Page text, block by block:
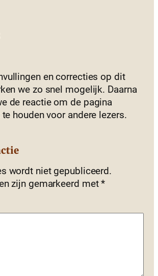
en correcties op dit
we zo snel mogelijk. Daarna
de reactie om de pagina
houden voor andere lezers.
wordt niet gepubliceerd.
zijn gemarkeerd met*